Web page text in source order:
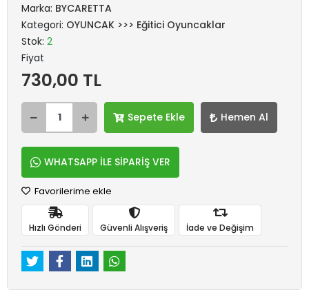
Marka: BYCARETTA
Kategori: OYUNCAK >>> Eğitici Oyuncaklar
Stok: 2
Fiyat
730,00 TL
Sepete Ekle Hemen Al
WHATSAPP İLE SİPARİŞ VER
Favorilerime ekle
Hızlı Gönderi Güvenli Alışveriş İade ve Değişim